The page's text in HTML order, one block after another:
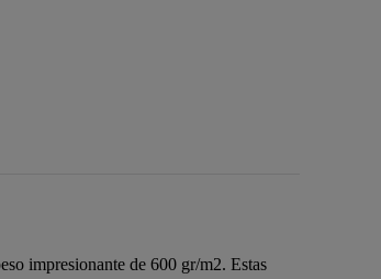
impresionante de 600 gr/m2. Estas